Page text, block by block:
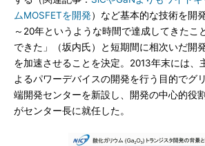
ムMOSFETを開発）など基本的な技術を開
～20年というような時間で達成してきたこ
できた」（坂内氏）と短期間に相次いだ開
を加速させることを決定。2013年末には、
よるパワーデバイスの開発を行う目的でグ
端開発センターを新設し、開発の中心的役
がセンター長に就任した。